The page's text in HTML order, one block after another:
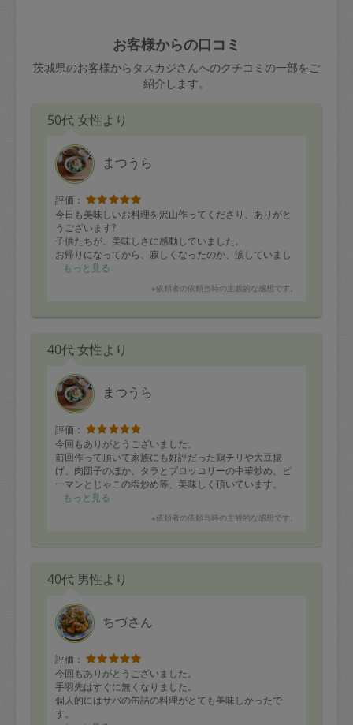
依頼者不在による当日キャンセル＝依頼
金額の100%＋交通費全額
合、水曜日午前9時以降はキャンセル料が
発生
水曜日9時〜金曜日9時まで＝依頼料金の
50%
金曜日9時～土曜日8時まで＝依頼金額の
100%
土曜日8時〜実施時間＝依頼金額の100%
＋交通費全額
依頼者不在による当日キャンセル＝依頼
定期契約をキャンセルする場合、毎週定
期は月2回まで隔週定期は月1回までキャ
ンセル料は発生しません。それ以上はキ
ャンセル料が発生します。
定期契約キャンセル料：
い。
定期依頼1回（3時間）の金額とスポット
1回（3時間）依頼した場合の金額の差額
相当で料金設定されています。
きた場合は損害保険の対象外となるので
ご注意ください。
あわせてこちらも参照ください ： 初めて
利用します。注意しなくてはいけない点
はありますか？
お客様からの口コミ
茨城県のお客様からタスカジさんへのクチコミの一部をご
紹介します。
50代 女性より
まつうら
評価：
今日も美味しいお料理を沢山作ってくださり、ありがと
うございます?
子供たちが、美味しさに感動していました。
お帰りになってから、寂しくなったのか、涙していまし
た?もっと見る
※依頼者の依頼当時の主観的な感想です。
40代 女性より
まつうら
評価：
今回もありがとうございました。
前回作って頂いて家族にも好評だった鶏チリや大豆揚
げ、肉団子のほか、タラとブロッコリーの中華炒め、ピ
ーマンとじゃこの塩炒め等、美味しく頂いています。
息子も
ブロッコリーや絹さや等、直接お料理に使わなかった野
更に省けて助かりました。そんなお気遣いもありがたか
もっと見る
※依頼者の依頼当時の主観的な感想です。
40代 男性より
ちづさん
評価：
今回もありがとうございました。
手羽先はすぐに無くなりました。
個人的にはサバの缶詰の料理がとても美味しかったで
す。